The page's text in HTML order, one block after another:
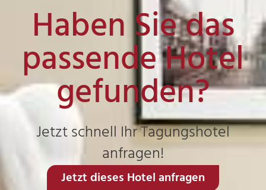
Haben Sie das
passende Hotel
gefunden?
Jetzt schnell Ihr Tagungshotel
anfragen!
Jetzt dieses Hotel anfragen